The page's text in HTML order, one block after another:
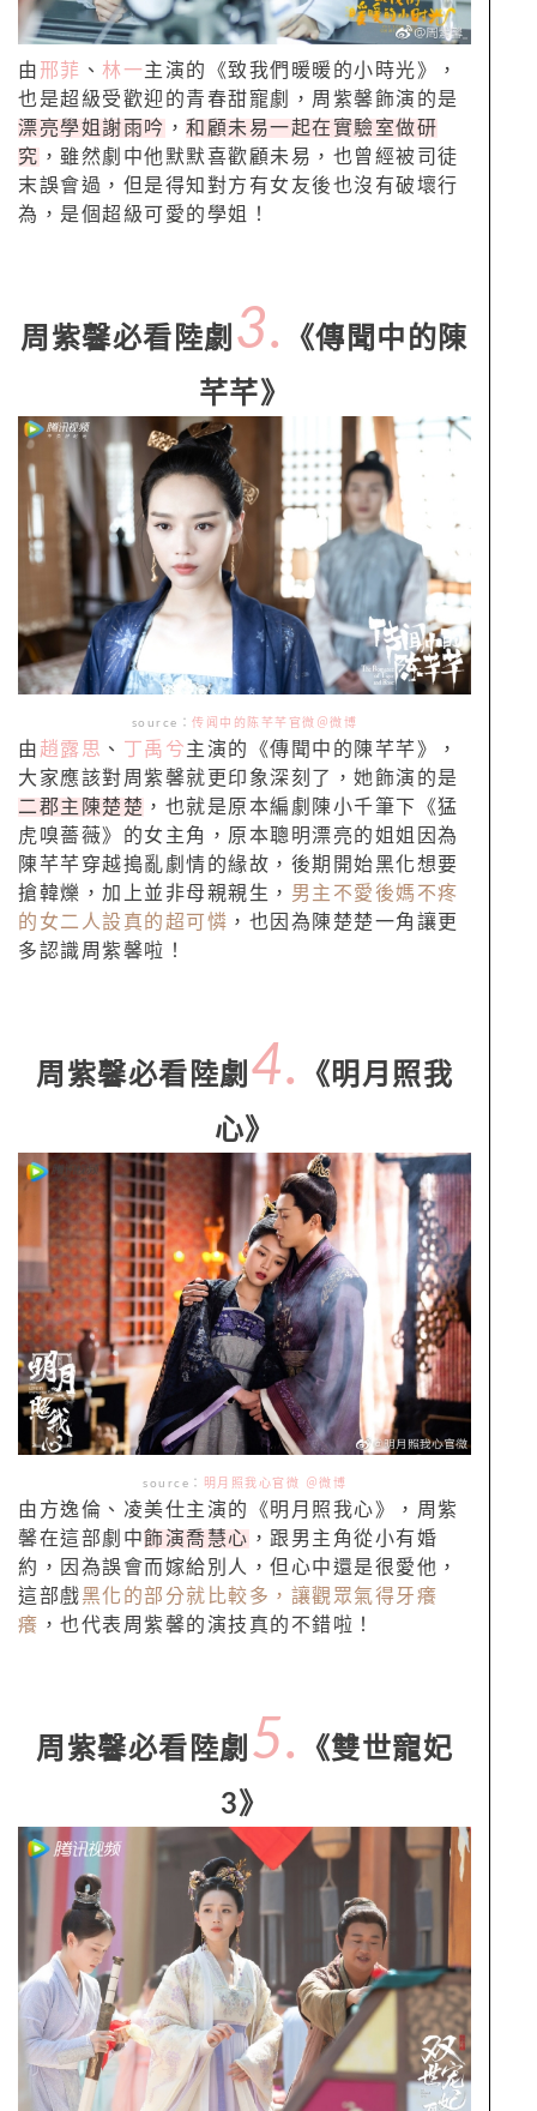
由 邢菲 、 林一主演的《致我們暖暖的小時光》，
也是超級受歡迎的青春甜寵劇，周紫馨飾演的是
漂亮學姐謝雨吟 ， 和顧未易一起在實驗室做研
究 ，雖然劇中他默默喜歡顧未易，也曾經被司徒
末誤會過，但是得知對方有女友後也沒有破壞行
為，是個超級可愛的學姐！
周紫馨必看陸劇 3.
《傳聞中的陳
芊芊》
source：传闻中的陈芊芊官微＠微博
由 趙露思 、 丁禹兮主演的《傳聞中的陳芊芊》，
大家應該對周紫馨就更印象深刻了，她飾演的是
二郡主陳楚楚 ，也就是原本編劇陳小千筆下《猛
虎嗅薔薇》的女主角，原本聰明漂亮的姐姐因為
陳芊芊穿越搗亂劇情的緣故，後期開始黑化想要
搶韓爍，加上並非母親親生， 男主不愛後媽不疼
的女二人設真的超可憐 ，也因為陳楚楚一角讓更
多認識周紫馨啦！
周紫馨必看陸劇 4.
《明月照我
心》
source： 明月照我心官微 ＠微博
由方逸倫、凌美仕主演的《明月照我心》，周紫
馨在這部劇中飾演喬慧心 ，跟男主角從小有婚
約，因為誤會而嫁給別人，但心中還是很愛他，
這部戲黑化的部分就比較多，讓觀眾氣得牙癢
癢 ，也代表周紫馨的演技真的不錯啦！
周紫馨必看陸劇 5.
《雙世寵妃
3》